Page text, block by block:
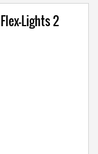
Lights 2